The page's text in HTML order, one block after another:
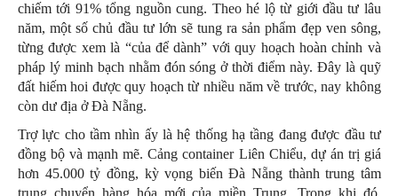
chiếm tới 91% tổng nguồn cung. Theo hé lộ từ giới đầu tư lâu
năm, một số chủ đầu tư lớn sẽ tung ra sản phẩm đẹp ven sông,
từng được xem là “của để dành” với quy hoạch hoàn chỉnh và
pháp lý minh bạch nhằm đón sóng ở thời điểm này. Đây là quỹ
đất hiếm hoi được quy hoạch từ nhiều năm về trước, nay không
còn dư địa ở Đà Nẵng.
Trợ lực cho tầm nhìn ấy là hệ thống hạ tầng đang được đầu tư
đồng bộ và mạnh mẽ. Cảng container Liên Chiểu, dự án trị giá
hơn 45.000 tỷ đồng, kỳ vọng biến Đà Nẵng thành trung tâm